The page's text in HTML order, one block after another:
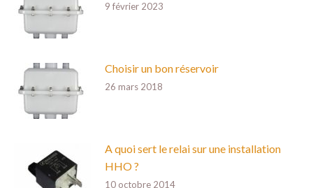
9 février 2023
Choisir un bon réservoir
26 mars 2018
A quoi sert le relai sur une installation
HHO ?
10 octobre 2014